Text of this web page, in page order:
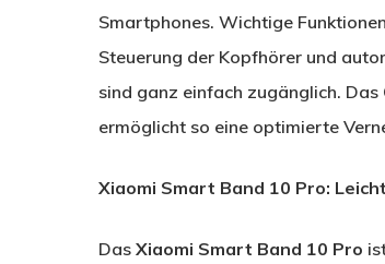
Smartphones. Wichtige
Steuerung der Kopfhörer und
sind ganz einfach zugänglich.
ermöglicht so eine optimierte
Xiaomi Smart Band 10 Pro:
Das Xiaomi Smart Band 10 Pro